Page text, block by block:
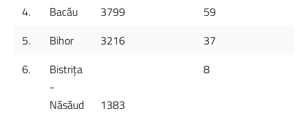
4.
Bacău 3799
59
5.
Bihor 3216
37
6.
Bistrița
-
Năsăud
1383
8